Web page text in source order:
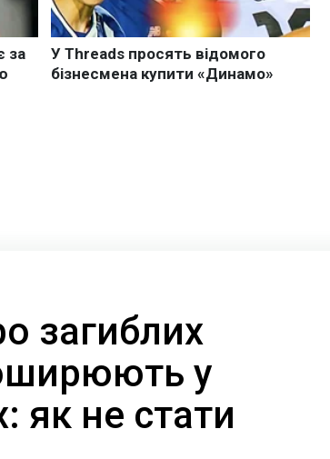
загиблих
у
як не стати